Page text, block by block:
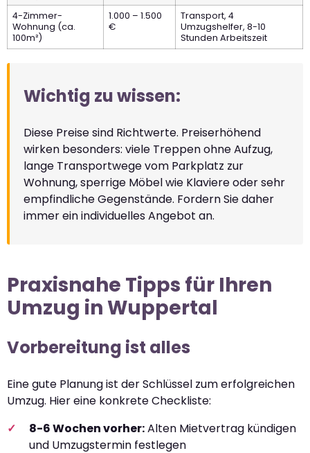
4-Zimmer-
Wohnung (ca.
100m²)
1.000 – 1.500
€
Transport, 4
Umzugshelfer, 8-10
Stunden Arbeitszeit
Wichtig zu wissen:
Diese Preise sind Richtwerte. Preiserhöhend
wirken besonders: viele Treppen ohne Aufzug,
lange Transportwege vom Parkplatz zur
Wohnung, sperrige Möbel wie Klaviere oder sehr
empfindliche Gegenstände. Fordern Sie daher
immer ein individuelles Angebot an.
Praxisnahe Tipps für Ihren
Umzug in Wuppertal
Vorbereitung ist alles
Eine gute Planung ist der Schlüssel zum erfolgreichen
Umzug. Hier eine konkrete Checkliste:
8-6 Wochen vorher:Alten Mietvertrag kündigen
und Umzugstermin festlegen